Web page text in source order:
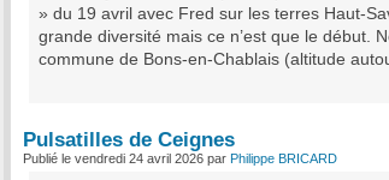
» du 19 avril avec Fred sur les terres Haut-
grande diversité mais ce n’est que le début.
commune de Bons-en-Chablais (altitude
Pulsatilles de Ceignes
Publié le vendredi 24 avril 2026 par Philippe BRICARD